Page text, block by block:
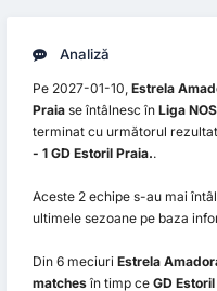
Analiză
Pe 2027-01-10, Estrela
Praiase întâlnesc în Liga NOS
terminat cu următorul
- 1 GD Estoril Praia..
Aceste 2 echipe s-au mai
ultimele sezoane pe baza
Din 6 meciuri Estrela
matchesîn timp ce GD